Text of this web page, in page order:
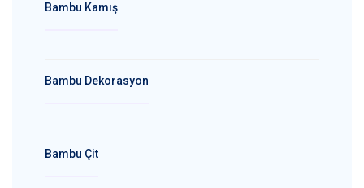
Bambu Kamış
Bambu Dekorasyon
Bambu Çit